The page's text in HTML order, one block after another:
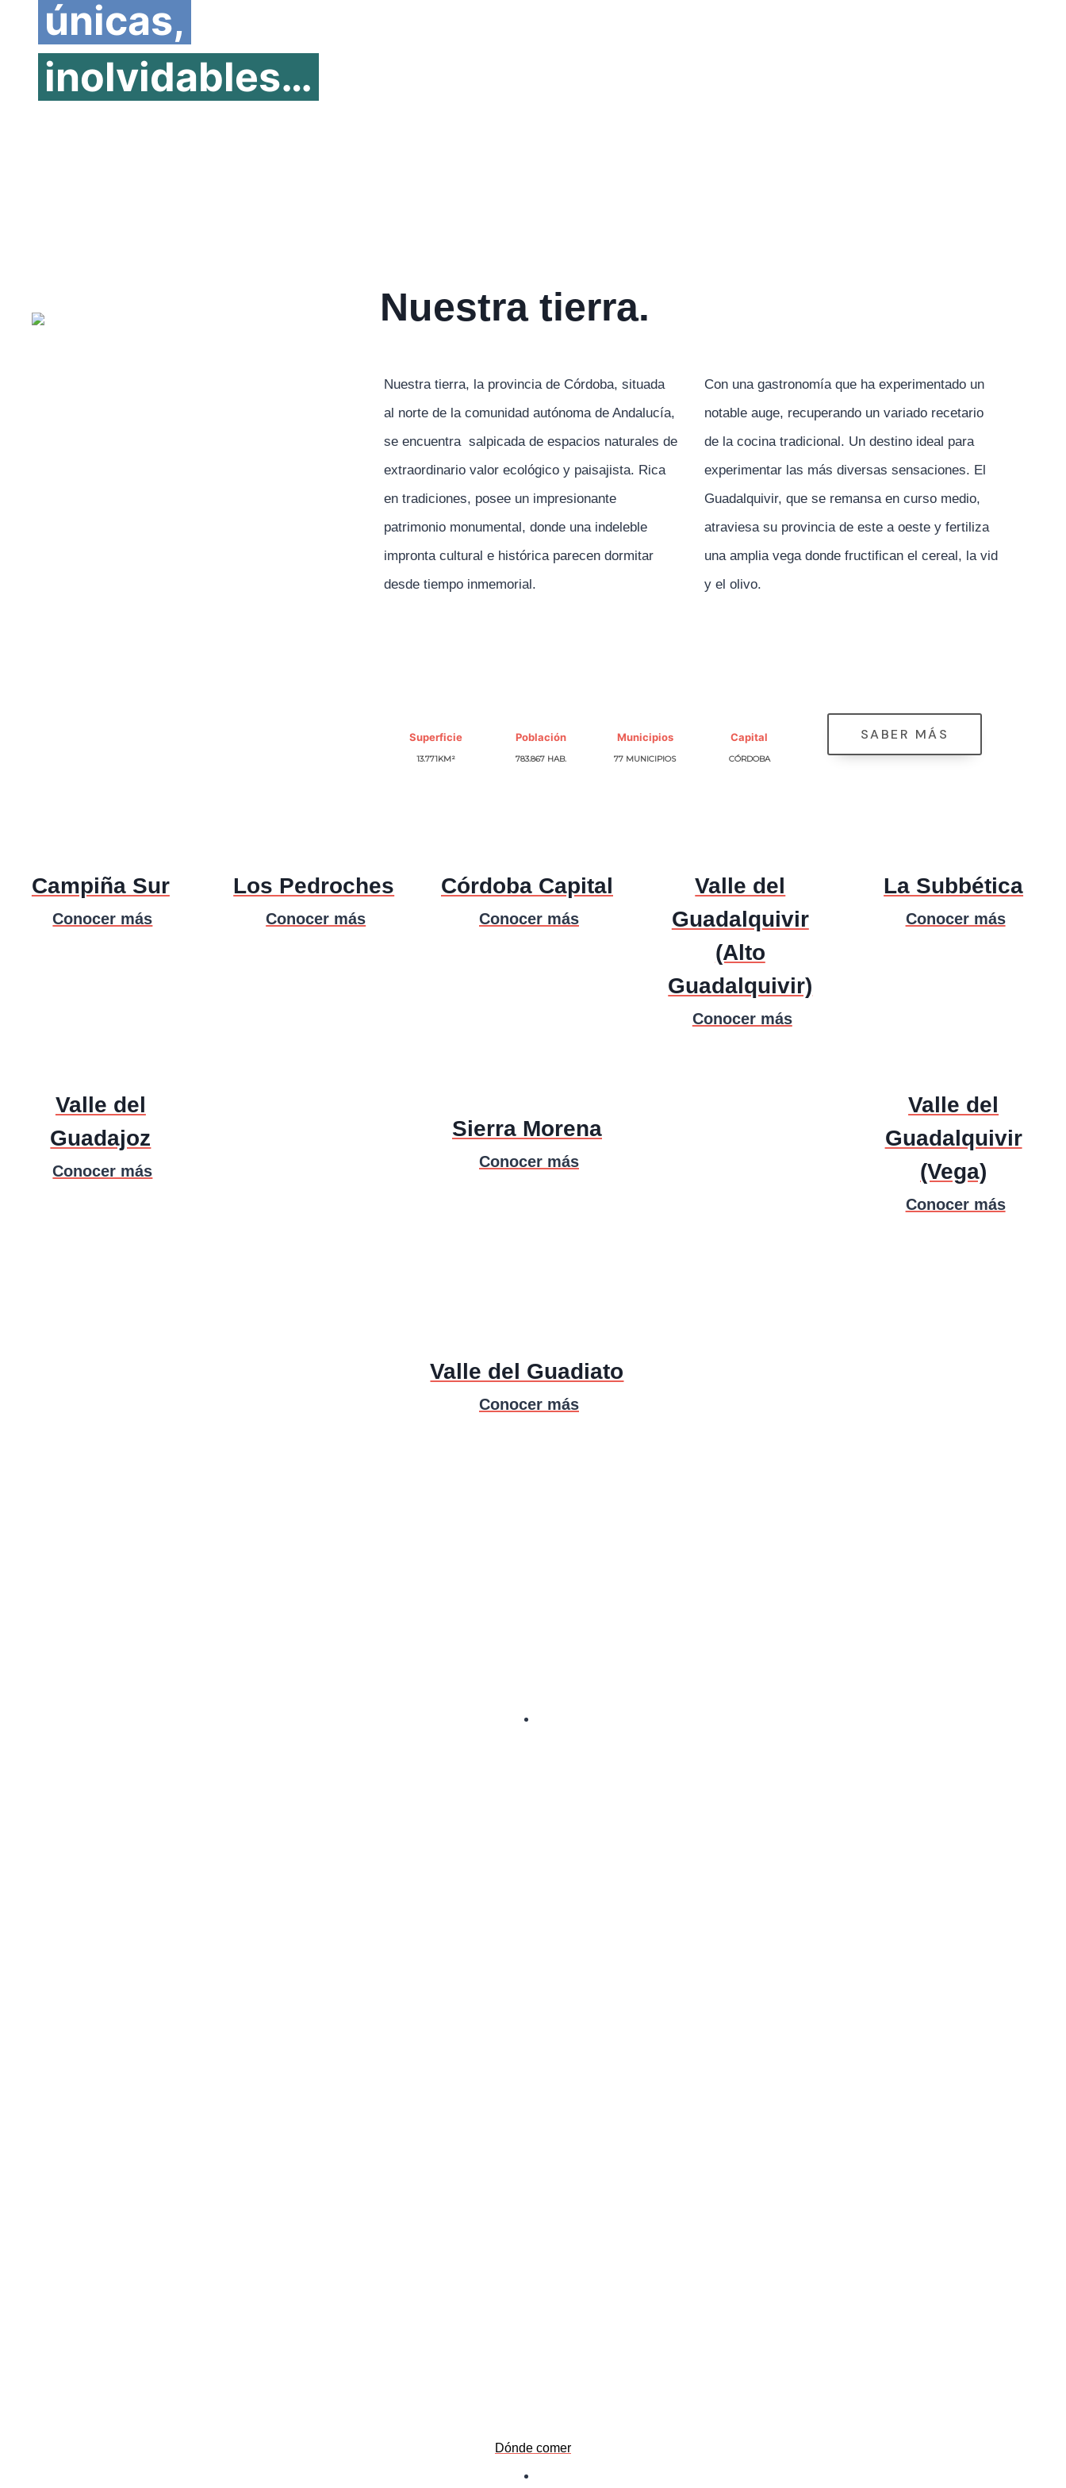
únicas,
inolvidables…
Nuestra tierra.
Nuestra tierra, la provincia de Córdoba, situada
al norte de la comunidad autónoma de Andalucía,
se encuentra salpicada de espacios naturales de
extraordinario valor ecológico y paisajista. Rica
en tradiciones, posee un impresionante
patrimonio monumental, donde una indeleble
impronta cultural e histórica parecen dormitar
desde tiempo inmemorial.
Con una gastronomía que ha experimentado un
notable auge, recuperando un variado recetario
de la cocina tradicional. Un destino ideal para
experimentar las más diversas sensaciones. El
Guadalquivir, que se remansa en curso medio,
atraviesa su provincia de este a oeste y fertiliza
una amplia vega donde fructifican el cereal, la vid
y el olivo.
Superficie
13.771KM²
Población
783.867 HAB.
Municipios
77 MUNICIPIOS
Capital
CÓRDOBA
SABER MÁS
Campiña Sur
Conocer más
Valle del
Guadajoz
Conocer más
Los Pedroches
Conocer más
Córdoba Capital
Conocer más
Sierra Morena
Conocer más
Valle del Guadiato
Conocer más
Valle del
Guadalquivir
(Alto
Guadalquivir)
Conocer más
La Subbética
Conocer más
Valle del
Guadalquivir
(Vega)
Conocer más
Dónde comer